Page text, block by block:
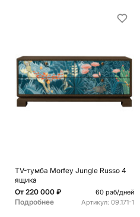
TV-тумба Morfey Jungle Russo 4
ящика
От 220 000 ₽ 60 раб/дней
Подробнее Артикул: 09.171-1